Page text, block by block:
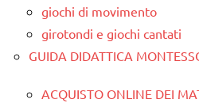
giochi di movimento
girotondi e giochi cantati
GUIDA DIDATTICA
ACQUISTO ONLINE DEI